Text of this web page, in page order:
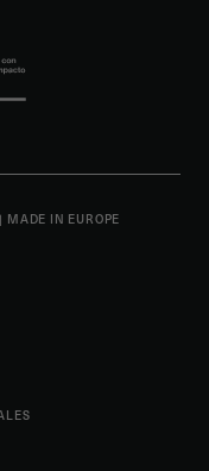
| MADE IN EUROPE